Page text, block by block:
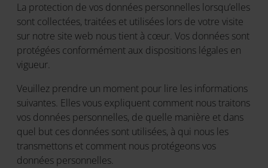
La protection de vos données personnelles lorsqu’elles
sont collectées, traitées et utilisées lors de votre visite
sur notre site web nous tient à cœur. Vos données sont
protégées conformément aux dispositions légales en
vigueur.
Veuillez prendre un moment pour lire les informations
suivantes. Elles vous expliquent comment nous traitons
vos données personnelles, de quelle manière et dans
quel but ces données sont utilisées, à qui nous les
transmettons et comment nous protégeons vos
données personnelles.